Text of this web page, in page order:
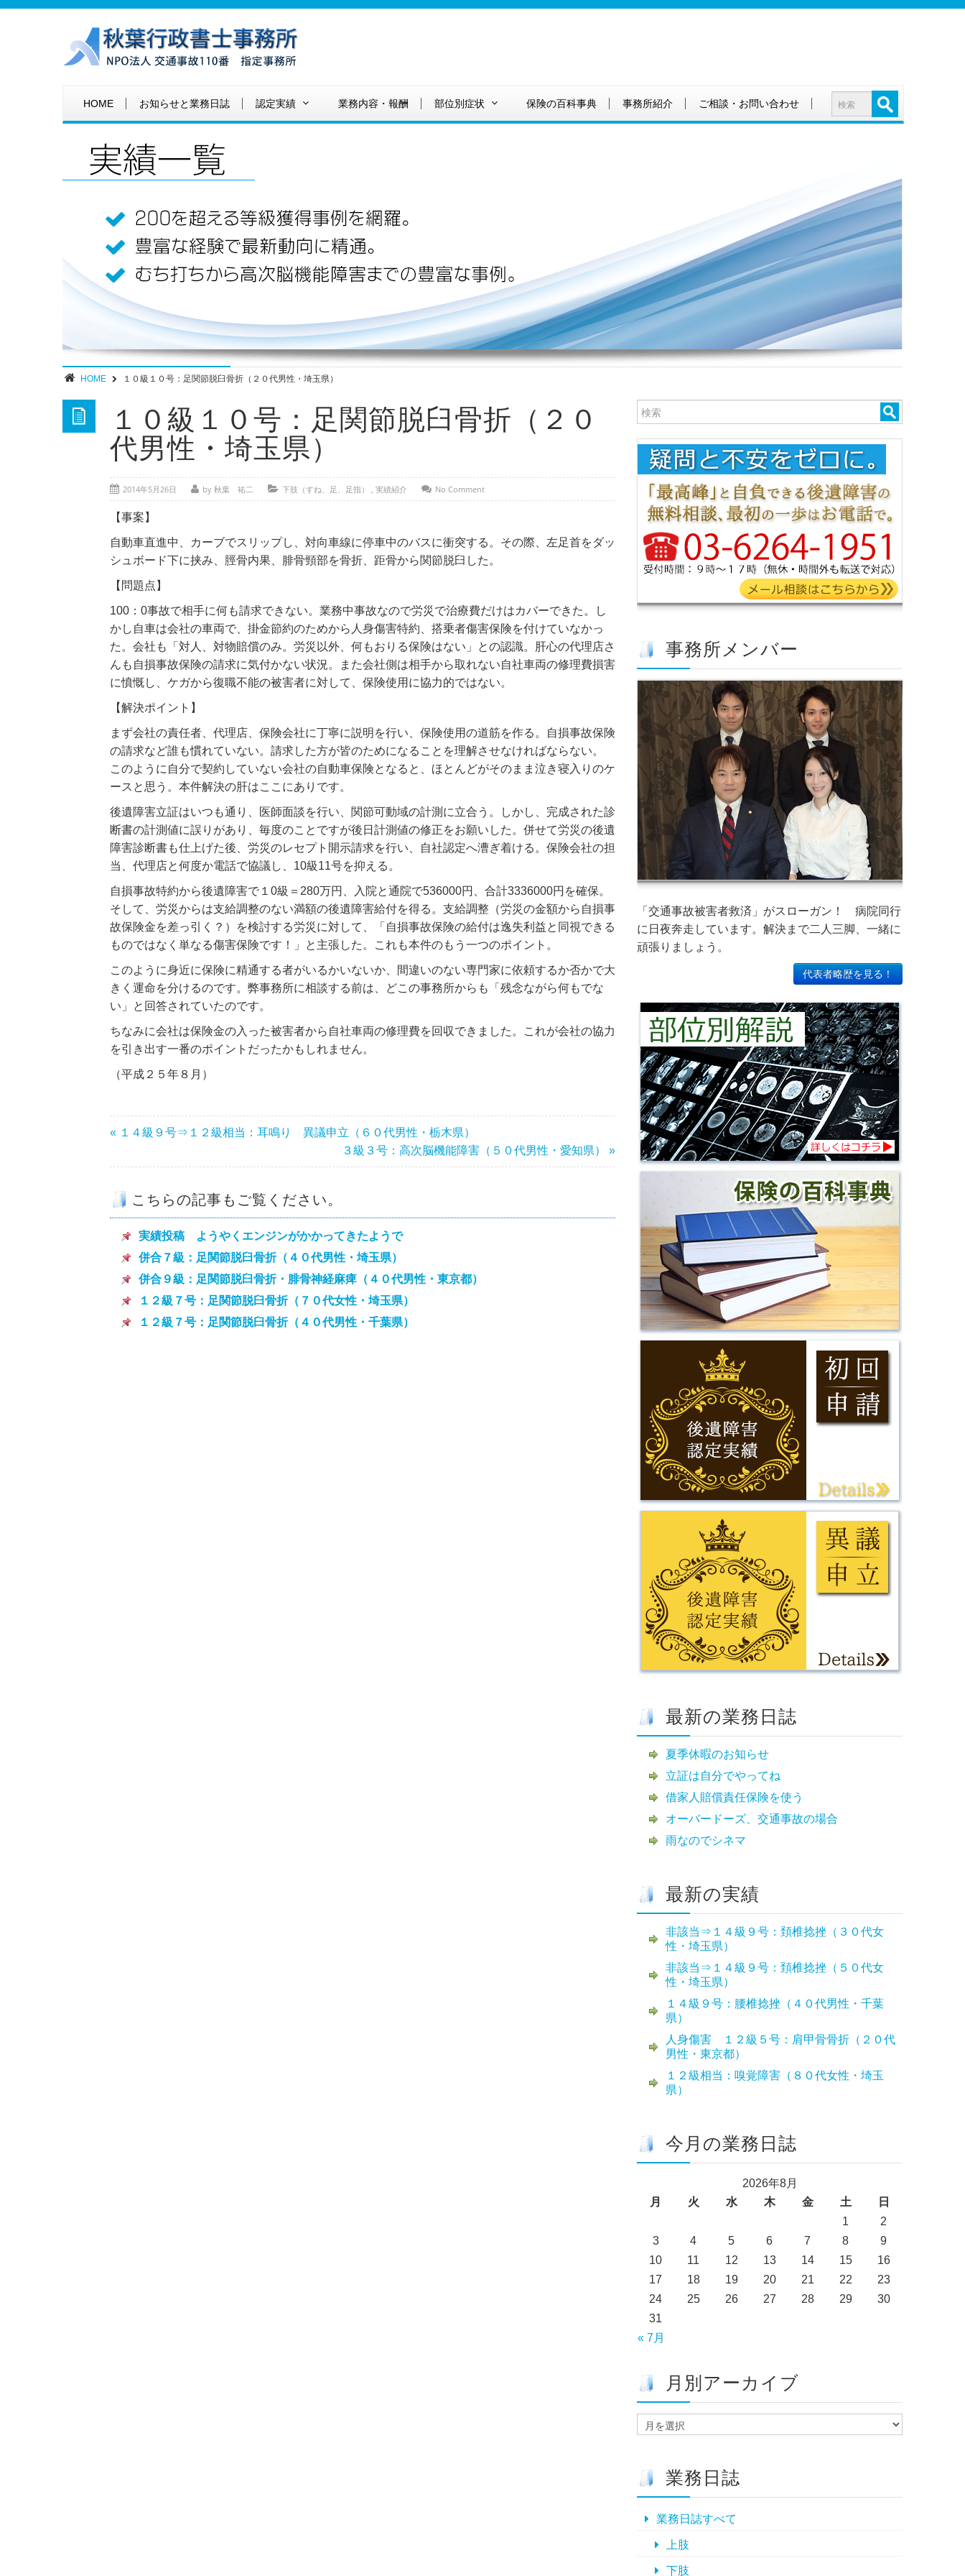
HOME お知らせと業務日誌 認定実績 業務内容・報酬 部位別症状 保険の百科事典 事務所紹介 ご相談・お問い合わせ
HOME １０級１０号：足関節脱臼骨折（２０代男性・埼玉県）
１０級１０号：足関節脱臼骨折（２０
代男性・埼玉県）
2014年5月26日 by 秋葉 祐二 下肢（すね、足、足指） , 実績紹介 No Comment
【事案】
自動車直進中、カーブでスリップし、対向車線に停車中のバスに衝突する。その際、左足首をダッ
シュボード下に挟み、脛骨内果、腓骨頸部を骨折、距骨から関節脱臼した。
【問題点】
100：0事故で相手に何も請求できない。業務中事故なので労災で治療費だけはカバーできた。し
かし自車は会社の車両で、掛金節約のためから人身傷害特約、搭乗者傷害保険を付けていなかっ
た。会社も「対人、対物賠償のみ。労災以外、何もおりる保険はない」との認識。肝心の代理店さ
んも自損事故保険の請求に気付かない状況。また会社側は相手から取れない自社車両の修理費損害
に憤慨し、ケガから復職不能の被害者に対して、保険使用に協力的ではない。
【解決ポイント】
まず会社の責任者、代理店、保険会社に丁寧に説明を行い、保険使用の道筋を作る。自損事故保険
の請求など誰も慣れていない。請求した方が皆のためになることを理解させなければならない。
このように自分で契約していない会社の自動車保険となると、ほとんどがそのまま泣き寝入りのケ
ースと思う。本件解決の肝はここにありです。
後遺障害立証はいつも通り、医師面談を行い、関節可動域の計測に立合う。しかし、完成された診
断書の計測値に誤りがあり、毎度のことですが後日計測値の修正をお願いした。併せて労災の後遺
障害診断書も仕上げた後、労災のレセプト開示請求を行い、自社認定へ漕ぎ着ける。保険会社の担
当、代理店と何度か電話で協議し、10級11号を抑える。
自損事故特約から後遺障害で１0級＝280万円、入院と通院で536000円、合計3336000円を確保。
そして、労災からは支給調整のない満額の後遺障害給付を得る。支給調整（労災の金額から自損事
故保険金を差っ引く？）を検討する労災に対して、「自損事故保険の給付は逸失利益と同視できる
ものではなく単なる傷害保険です！」と主張した。これも本件のもう一つのポイント。
このように身近に保険に精通する者がいるかいないか、間違いのない専門家に依頼するか否かで大
きく運命を分けるのです。弊事務所に相談する前は、どこの事務所からも「残念ながら何もでな
い」と回答されていたのです。
ちなみに会社は保険金の入った被害者から自社車両の修理費を回収できました。これが会社の協力
を引き出す一番のポイントだったかもしれません。
（平成２５年８月）
« １４級９号⇒１２級相当：耳鳴り 異議申立（６０代男性・栃木県）
３級３号：高次脳機能障害（５０代男性・愛知県） »
こちらの記事もご覧ください。
実績投稿 ようやくエンジンがかかってきたようで
併合７級：足関節脱臼骨折（４０代男性・埼玉県）
併合９級：足関節脱臼骨折・腓骨神経麻痺（４０代男性・東京都）
１２級７号：足関節脱臼骨折（７０代女性・埼玉県）
１２級７号：足関節脱臼骨折（４０代男性・千葉県）
事務所メンバー
「交通事故被害者救済」がスローガン！ 病院同行
に日夜奔走しています。解決まで二人三脚、一緒に
頑張りましょう。
代表者略歴を見る！
最新の業務日誌
夏季休暇のお知らせ
立証は自分でやってね
借家人賠償責任保険を使う
オーバードーズ、交通事故の場合
雨なのでシネマ
最新の実績
非該当⇒１４級９号：頚椎捻挫（３０代女
性・埼玉県）
非該当⇒１４級９号：頚椎捻挫（５０代女
性・埼玉県）
１４級９号：腰椎捻挫（４０代男性・千葉
県）
人身傷害 １２級５号：肩甲骨骨折（２０代
男性・東京都）
１２級相当：嗅覚障害（８０代女性・埼玉
県）
今月の業務日誌
2026年8月
月
火 水 木 金 土 日
« 7月
1
2
3
4 5 6 7 8
9
10
11 12 13 14 15
16
17
18 19 20 21 22
23
24
25 26 27 28 29
30
31
月別アーカイブ
別
カ
業務日誌
業務日誌すべて
上肢
下肢